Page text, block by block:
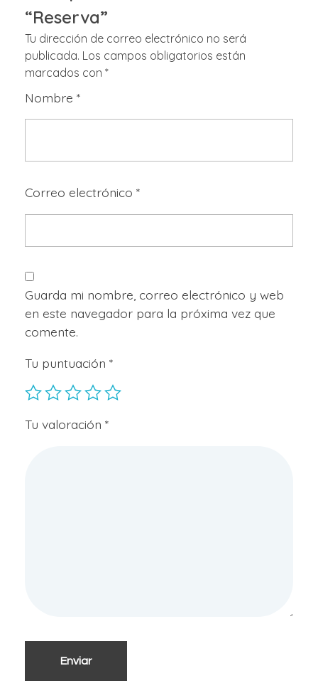
“Reserva”
Tu dirección de correo electrónico no será
publicada. Los campos obligatorios están
marcados con *
Nombre *
Correo electrónico *
Guarda mi nombre, correo electrónico y web
en este navegador para la próxima vez que
comente.
Tu puntuación *
Tu valoración *